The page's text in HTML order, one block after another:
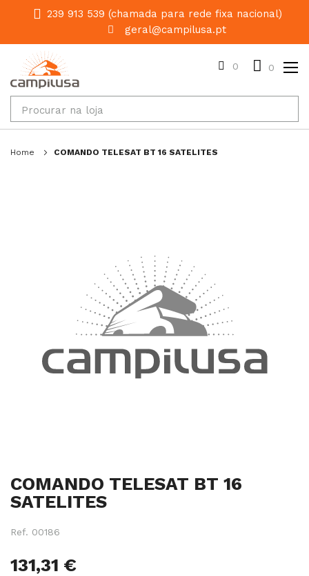
239 913 539 (chamada para rede fixa nacional)
geral@campilusa.pt
0 0
Home COMANDO TELESAT BT 16 SATELITES
COMANDO TELESAT BT 16
SATELITES
Ref. 00186
131,31 €
para
o
início
galeria
imagens